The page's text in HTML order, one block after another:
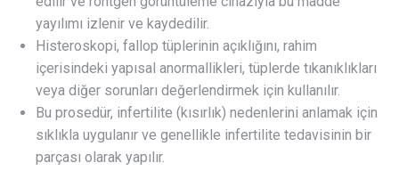
yayılımı izlenir ve kaydedilir.
Histeroskopi, fallop tüplerinin açıklığını, rahim
içerisindeki yapısal anormallikleri, tüplerde tıkanıklıkları
veya diğer sorunları değerlendirmek için kullanılır.
Bu prosedür, infertilite (kısırlık) nedenlerini anlamak için
sıklıkla uygulanır ve genellikle infertilite tedavisinin bir
parçası olarak yapılır.